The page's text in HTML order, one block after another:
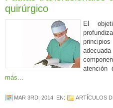
quirúrgico
El
atención
más…
MAR 3RD, 2014 . EN: ARTÍCULOS